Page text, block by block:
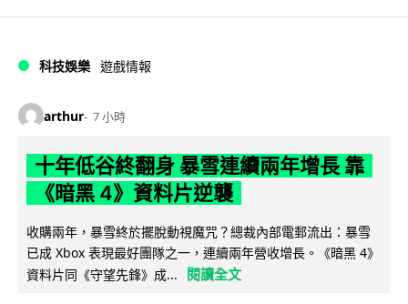
科技娛樂 遊戲情報
arthur 7 小時
十年低谷終翻身 暴雪連續兩年增長 靠
《暗黑 4》資料片逆襲
收購兩年，暴雪終於擺脫動視魔咒？總裁內部電郵流出：暴雪
已成 Xbox 表現最好團隊之一，連續兩年營收增長。《暗黑 4》
資料片同《守望先鋒》成...
閱讀全文